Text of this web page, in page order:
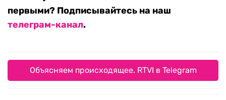
первыми? Подписывайтесь на наш
телеграм-канал.
Объясняем происходящее. RTVI в Telegram